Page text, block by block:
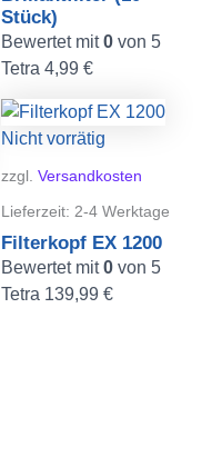
Stück)
Bewertet mit0 von 5
Tetra 4,99 €
Nicht vorrätig
zzgl. Versandkosten
Lieferzeit: 2-4 Werktage
Filterkopf EX 1200
Bewertet mit0 von 5
Tetra 139,99 €